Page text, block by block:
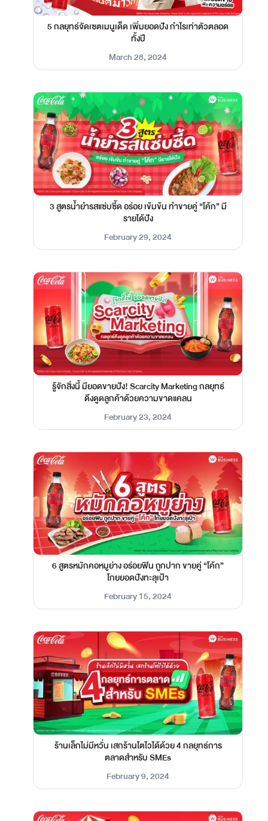
5 กลยุทธ์จัดเซตเมนูเด็ด เพิ่มยอดปัง กำไรเท่าตัวตลอด
ทั้งปี
March 28, 2024
3 สูตรน้ำยำรสแซ่บซี้ด อร่อย เข้มข้น ทำขายคู่ “โค้ก” มี
รายได้ปัง
February 29, 2024
รู้จักสิ่งนี้ มียอดขายปัง! Scarcity Marketing กลยุทธ์
ดึงดูดลูกค้าด้วยความขาดแคลน
February 23, 2024
6 สูตรหมักคอหมูย่าง อร่อยฟิน ถูกปาก ขายคู่ “โค้ก”
โกยยอดปังทะลุเป้า
February 15, 2024
ร้านเล็กไม่มีหวั่น เสกร้านโตไวได้ด้วย 4 กลยุทธ์การ
ตลาดสำหรับ SMEs
February 9, 2024